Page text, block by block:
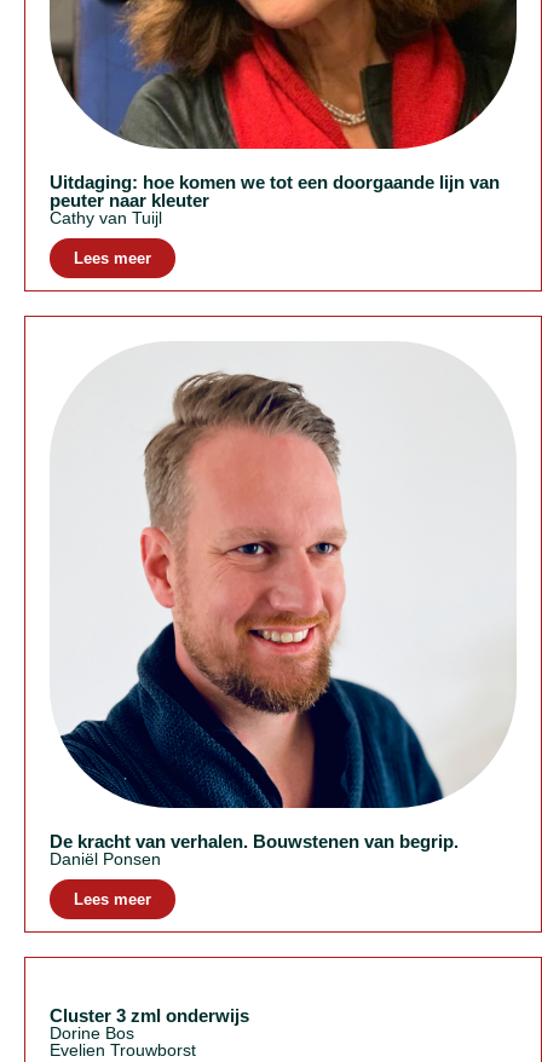
Uitdaging: hoe komen we tot een doorgaande lijn van
peuter naar kleuter
Cathy van Tuijl
Lees meer
De kracht van verhalen. Bouwstenen van begrip.
Daniël Ponsen
Lees meer
Cluster 3 zml onderwijs
Dorine Bos
Evelien Trouwborst